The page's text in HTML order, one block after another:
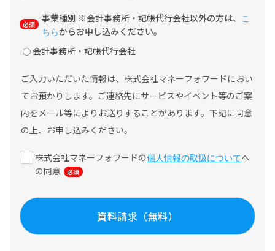
事業種別 ※会計事務所・記帳代行会社以外の方は、
こ
ちらからお申し込みください。
会計事務所・記帳代行会社
ご入力いただいた情報は、株式会社マネーフォワードにおい
てお預かりします。ご連絡先にサービスやイベント等のご案
内をメール等によりお送りすることがあります。下記に同意
の上、お申し込みください。
株式会社マネーフォワードの個人情報の取扱についてへ
の同意